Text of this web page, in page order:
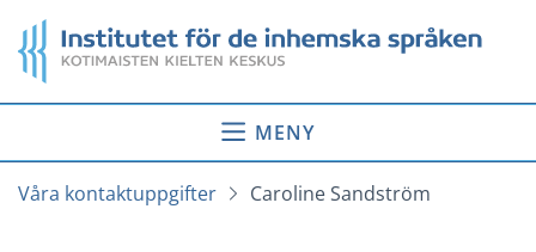
till
innehåll
Startsida
MENY
Våra kontaktuppgifter Caroline Sandström